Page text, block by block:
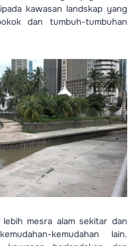
kawasan landskap yang
dan tumbuh-tumbuhan
mesra alam sekitar dan
kemudahan lain.